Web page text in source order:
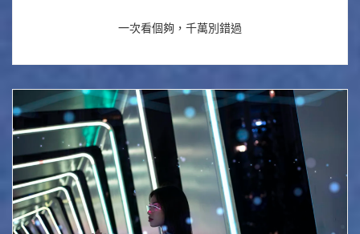
一次看個夠，千萬別錯過